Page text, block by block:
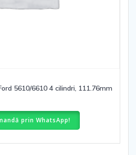
5610/6610 4 cilindri, 111.76mm
prin WhatsApp!